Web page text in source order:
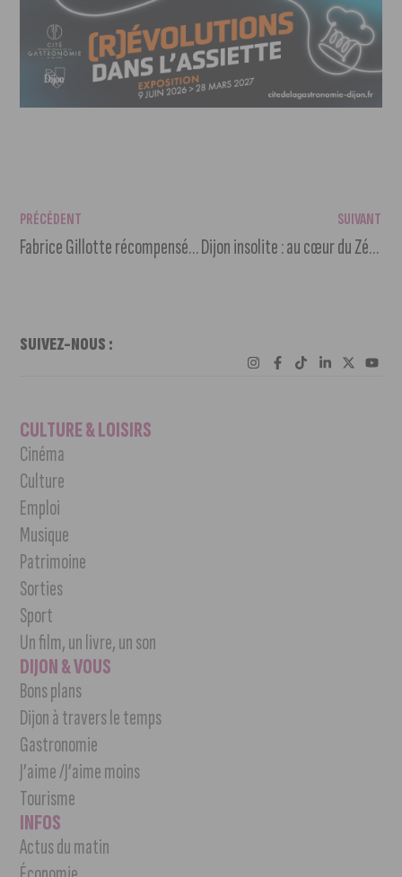
PRÉCÉDENT
Fabrice Gillotte récompensé au Salon du chocolat à Paris
SUIVANT
Dijon insolite : au cœur du Zénith de Dijon
SUIVEZ-NOUS :
CULTURE & LOISIRS
Cinéma
Culture
Emploi
Musique
Patrimoine
Sorties
Sport
Un film, un livre, un son
DIJON & VOUS
Bons plans
Dijon à travers le temps
Gastronomie
J’aime /J’aime moins
Tourisme
INFOS
Actus du matin